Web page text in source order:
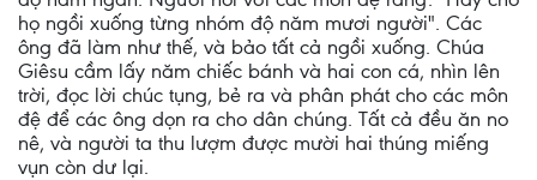
họ ngồi xuống từng nhóm độ năm mươi người". Các
ông đã làm như thế, và bảo tất cả ngồi xuống. Chúa
Giêsu cầm lấy năm chiếc bánh và hai con cá, nhìn lên
trời, đọc lời chúc tụng, bẻ ra và phân phát cho các môn
đệ để các ông dọn ra cho dân chúng. Tất cả đều ăn no
nê, và người ta thu lượm được mười hai thúng miếng
vụn còn dư lại.